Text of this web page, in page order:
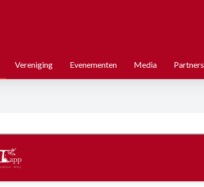
Vereniging Evenementen Media Partners